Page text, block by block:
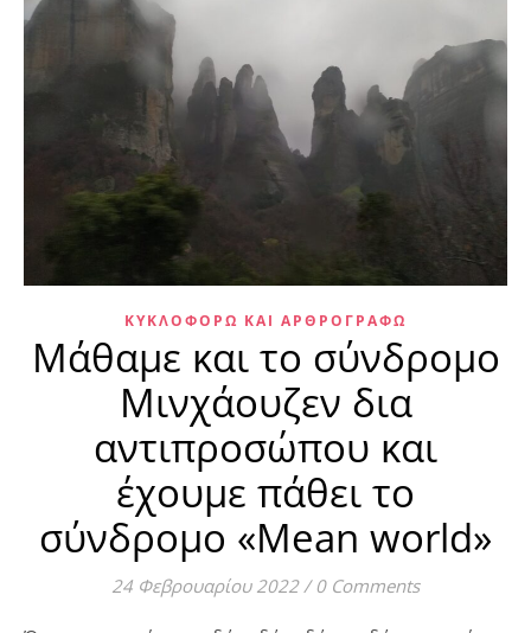
ΚΥΚΛΟΦΟΡΏ ΚΑΙ ΑΡΘΡΟΓΡΑΦΏ
Μάθαμε και το σύνδρομο
Μινχάουζεν δια
αντιπροσώπου και
έχουμε πάθει το
σύνδρομο «Mean world»
24 Φεβρουαρίου 2022 / 0 Comments